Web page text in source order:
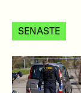
SENASTE